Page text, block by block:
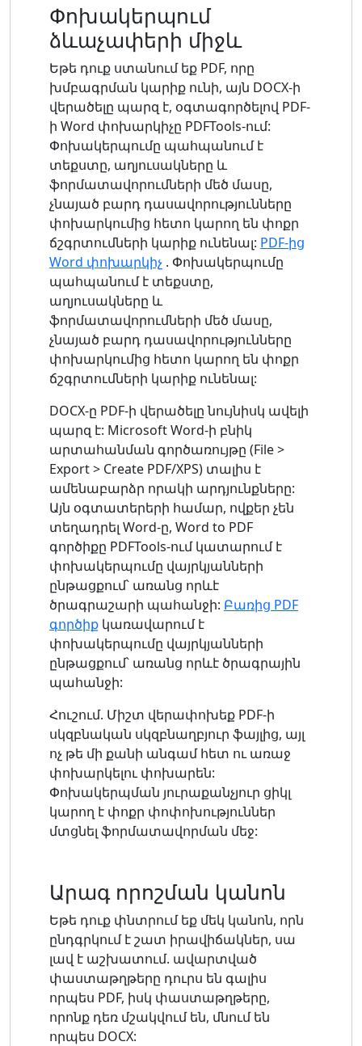
Փոխակերպում
ձևաչափերի միջև
Եթե ​​դուք ստանում եք PDF, որը
խմբագրման կարիք ունի, այն DOCX-ի
վերածելը պարզ է, օգտագործելով PDF-
ի Word փոխարկիչը PDFTools-ում:
Փոխակերպումը պահպանում է
տեքստը, աղյուսակները և
ֆորմատավորումների մեծ մասը,
չնայած բարդ դասավորությունները
փոխարկումից հետո կարող են փոքր
ճշգրտումների կարիք ունենալ: PDF-ից
Word փոխարկիչ . Փոխակերպումը
պահպանում է տեքստը,
աղյուսակները և
ֆորմատավորումների մեծ մասը,
չնայած բարդ դասավորությունները
փոխարկումից հետո կարող են փոքր
ճշգրտումների կարիք ունենալ:
DOCX-ը PDF-ի վերածելը նույնիսկ ավելի
պարզ է: Microsoft Word-ի բնիկ
արտահանման գործառույթը (File >
Export > Create PDF/XPS) տալիս է
ամենաբարձր որակի արդյունքները:
Այն օգտատերերի համար, ովքեր չեն
տեղադրել Word-ը, Word to PDF
գործիքը PDFTools-ում կատարում է
փոխակերպումը վայրկյանների
ընթացքում՝ առանց որևէ
ծրագրաշարի պահանջի: Բառից PDF
գործիք կառավարում է
փոխակերպումը վայրկյանների
ընթացքում՝ առանց որևէ ծրագրային
պահանջի:
Հուշում. Միշտ վերափոխեք PDF-ի
սկզբնական սկզբնաղբյուր ֆայլից, այլ
ոչ թե մի քանի անգամ հետ ու առաջ
փոխարկելու փոխարեն:
Փոխակերպման յուրաքանչյուր ցիկլ
կարող է փոքր փոփոխություններ
մտցնել ֆորմատավորման մեջ:
Արագ որոշման կանոն
Եթե ​​դուք փնտրում եք մեկ կանոն, որն
ընդգրկում է շատ իրավիճակներ, սա
լավ է աշխատում. ավարտված
փաստաթղթերը դուրս են գալիս
որպես PDF, իսկ փաստաթղթերը,
որոնք դեռ մշակվում են, մնում են
որպես DOCX: